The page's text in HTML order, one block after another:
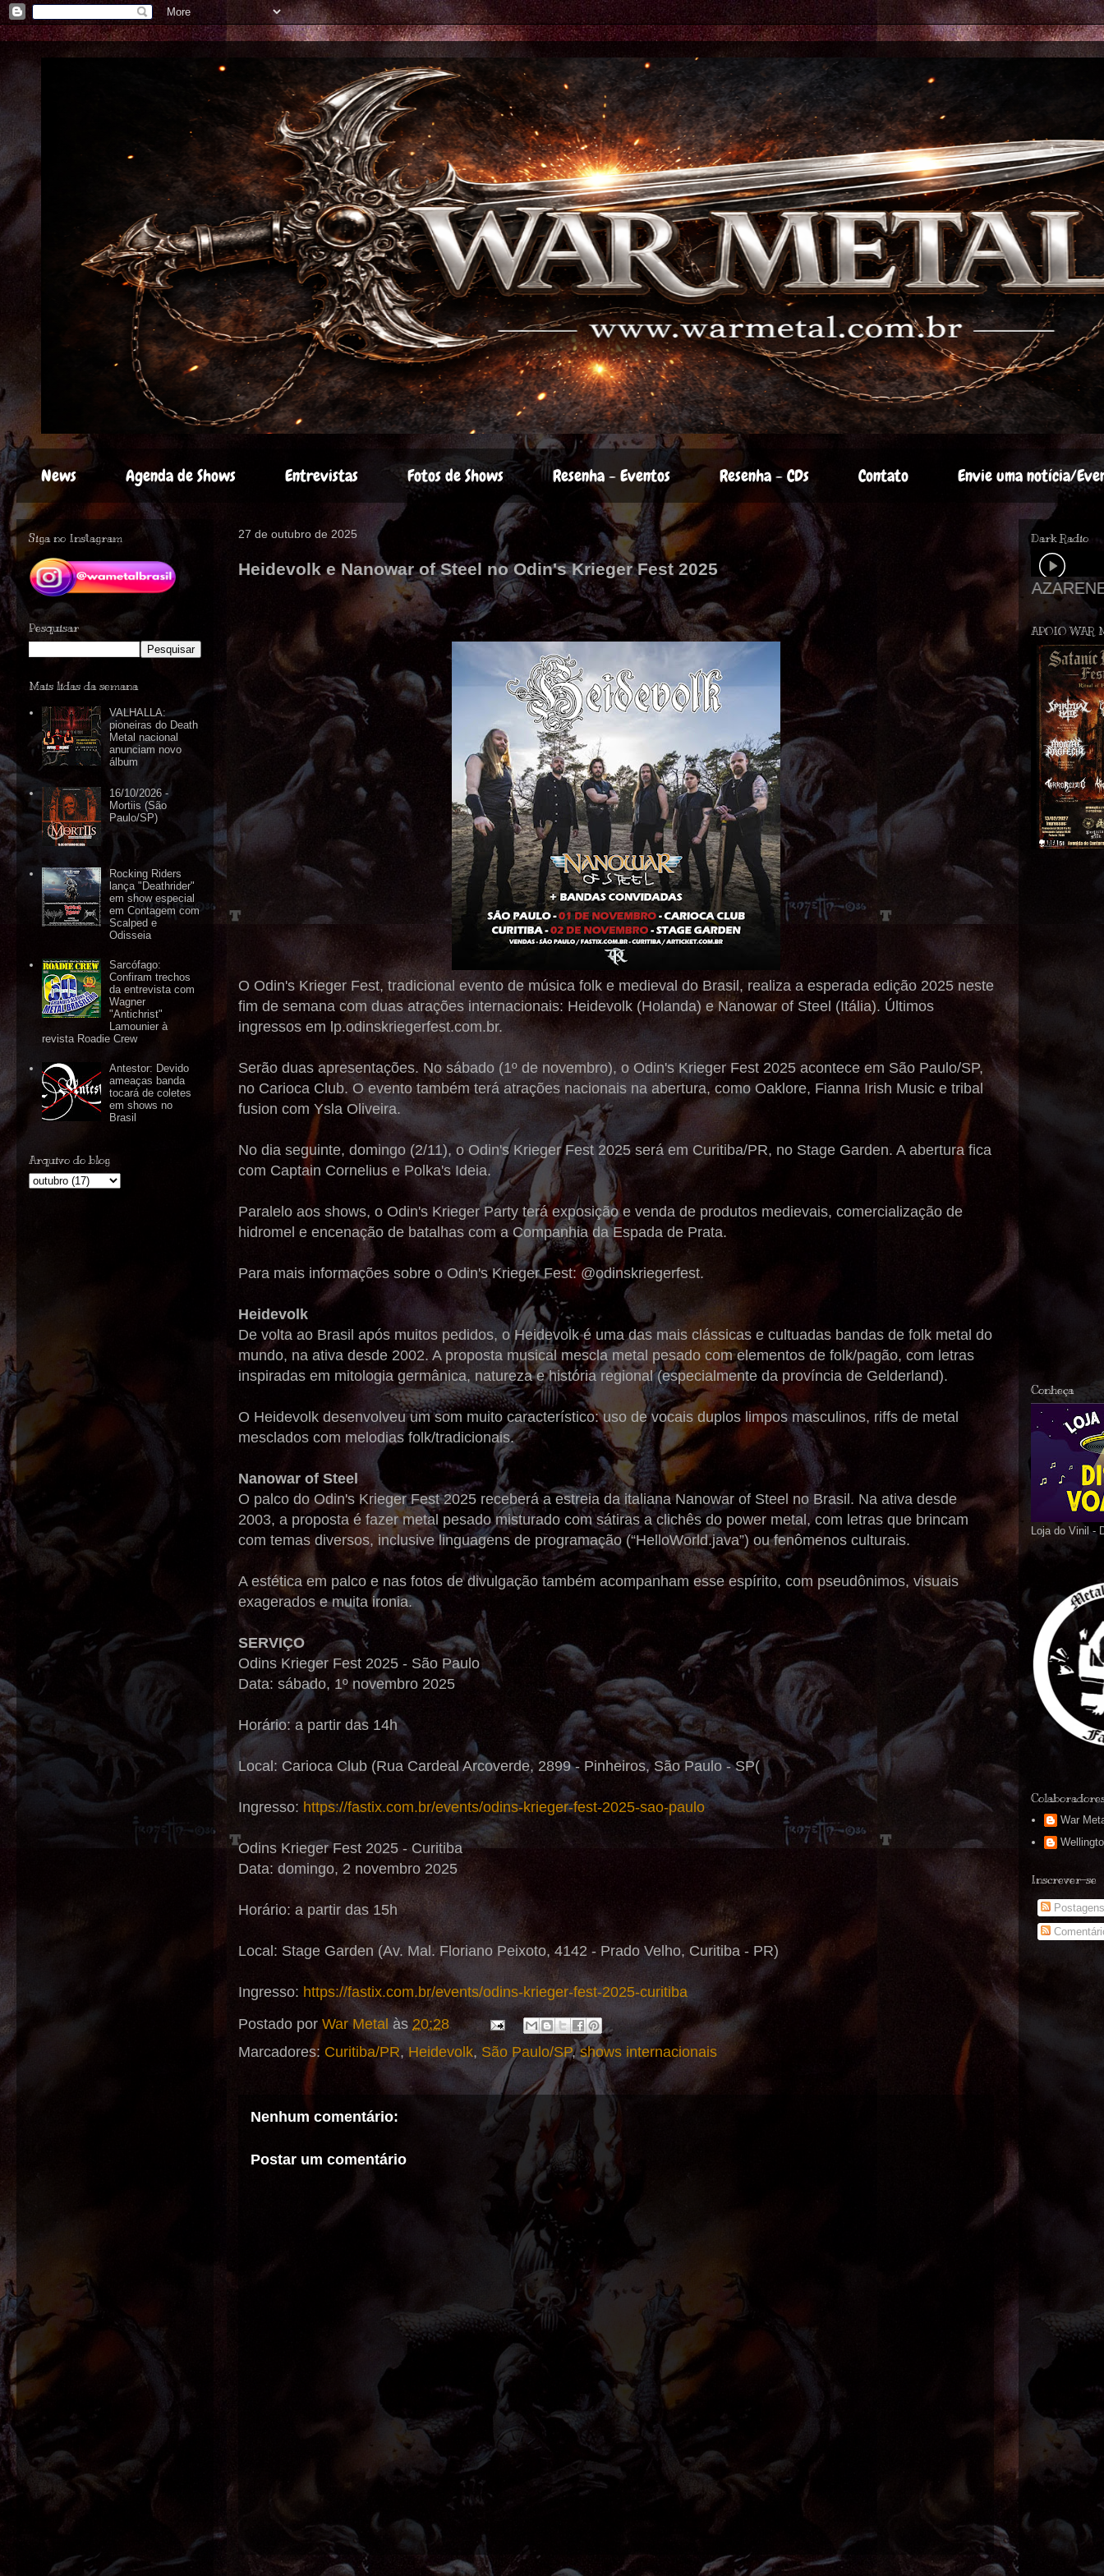
News Agenda de Shows Entrevistas Fotos de Shows Resenha - Eventos Resenha - CDs Contato Envie uma notícia/
27 de outubro de 2025
Heidevolk e Nanowar of Steel no Odin's Krieger Fest 2025
O Odin's Krieger Fest, tradicional evento de música folk e medieval do Brasil, realiza a esperada edição 2025 neste
fim de semana com duas atrações internacionais: Heidevolk (Holanda) e Nanowar of Steel (Itália). Últimos
ingressos em lp.odinskriegerfest.com.br.
Serão duas apresentações. No sábado (1º de novembro), o Odin's Krieger Fest 2025 acontece em São Paulo/SP,
no Carioca Club. O evento também terá atrações nacionais na abertura, como Oaklore, Fianna Irish Music e tribal
fusion com Ysla Oliveira.
No dia seguinte, domingo (2/11), o Odin's Krieger Fest 2025 será em Curitiba/PR, no Stage Garden. A abertura fica
com Captain Cornelius e Polka's Ideia.
Paralelo aos shows, o Odin's Krieger Party terá exposição e venda de produtos medievais, comercialização de
hidromel e encenação de batalhas com a Companhia da Espada de Prata.
Para mais informações sobre o Odin's Krieger Fest: @odinskriegerfest.
Heidevolk
De volta ao Brasil após muitos pedidos, o Heidevolk é uma das mais clássicas e cultuadas bandas de folk metal do
mundo, na ativa desde 2002. A proposta musical mescla metal pesado com elementos de folk/pagão, com letras
inspiradas em mitologia germânica, natureza e história regional (especialmente da província de Gelderland).
O Heidevolk desenvolveu um som muito característico: uso de vocais duplos limpos masculinos, riffs de metal
mesclados com melodias folk/tradicionais.
Nanowar of Steel
O palco do Odin's Krieger Fest 2025 receberá a estreia da italiana Nanowar of Steel no Brasil. Na ativa desde
2003, a proposta é fazer metal pesado misturado com sátiras a clichês do power metal, com letras que brincam
com temas diversos, inclusive linguagens de programação (“HelloWorld.java”) ou fenômenos culturais.
A estética em palco e nas fotos de divulgação também acompanham esse espírito, com pseudônimos, visuais
exagerados e muita ironia.
SERVIÇO
Odins Krieger Fest 2025 - São Paulo
Data: sábado, 1º novembro 2025
Horário: a partir das 14h
Local: Carioca Club (Rua Cardeal Arcoverde, 2899 - Pinheiros, São Paulo - SP(
Ingresso: https://fastix.com.br/events/odins-krieger-fest-2025-sao-paulo
Odins Krieger Fest 2025 - Curitiba
Data: domingo, 2 novembro 2025
Horário: a partir das 15h
Local: Stage Garden (Av. Mal. Floriano Peixoto, 4142 - Prado Velho, Curitiba - PR)
Ingresso: https://fastix.com.br/events/odins-krieger-fest-2025-curitiba
Postado porWar Metal às20:28
Marcadores: Curitiba/PR,Heidevolk, São Paulo/SP,shows internacionais
Nenhum comentário:
Postar um comentário
Siga no Instagram
Pesquisar
Mais lidas da semana
VALHALLA:
pioneiras do Death
Metal nacional
anunciam novo
álbum
16/10/2026 -
Mortiis (São
Paulo/SP)
Rocking Riders
lança "Deathrider"
em show especial
em Contagem com
Scalped e
Odisseia
Sarcófago:
Confiram trechos
da entrevista com
Wagner
"Antichrist"
Lamounier à
revista Roadie Crew
Antestor: Devido
ameaças banda
tocará de coletes
em shows no
Brasil
Arquivo do blog
Dark Radio
APOIO WAR
Conheça
Loja do Vinil -
War
Inscrever-se
Postagens